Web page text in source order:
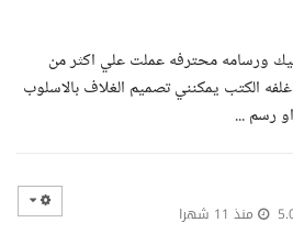
ورسامه محترفه عملت علي اكثر من
الكتب يمكنني تصميم الغلاف بالاسلوب
رسم ...
منذ 11 شهرا